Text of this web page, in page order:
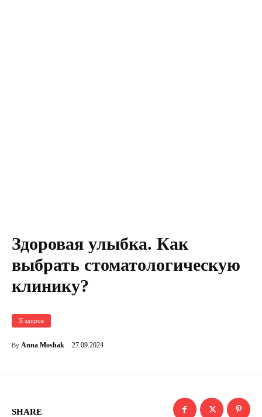
Здоровая улыбка. Как
выбрать стоматологическую
клинику?
Я здоров
By Anna Moshak 27.09.2024
SHARE